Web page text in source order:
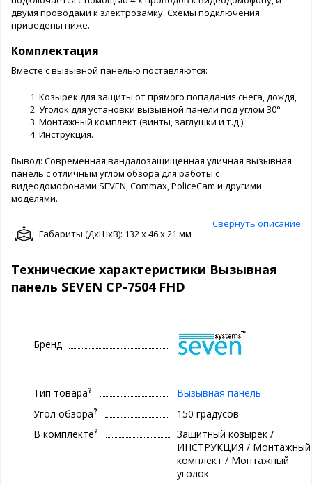
двумя проводами к электрозамку. Схемы подключения
приведены ниже.
Комплектация
Вместе с вызывной панелью поставляются:
Козырек для защиты от прямого попадания снега, дождя,
Уголок для установки вызывной панели под углом 30°
Монтажный комплект (винты, заглушки и т.д.)
Инструкция.
Вывод: Современная вандалозащищенная уличная вызывная
панель с отличным углом обзора для работы с
видеодомофонами SEVEN, Commax, PoliceCam и другими
моделями.
Свернуть описание
Габариты (ДxШxВ): 132 x 46 x 21 мм
Технические характеристики Вызывная
панель SEVEN CP-7504 FHD
Бренд
Тип товара?
Вызывная панель
Угол обзора?
150 градусов
В комплекте?
Защитный козырёк /
ИНСТРУКЦИЯ / Монтажный
комплект / Монтажный
уголок